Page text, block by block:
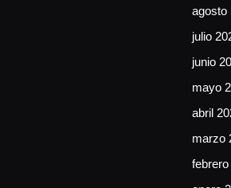
agosto
julio
junio
mayo
abril
marzo